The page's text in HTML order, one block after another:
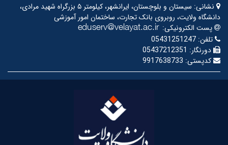
نشانی:
سیستان و بلوچستان، ایرانشهر، کیلومتر ۵ بزرگراه شهید مرادی،
دانشگاه ولایت، روبروی بانک تجارت، ساختمان امور آموزشی
پست الکترونیکی:
تلفن: 05431251247
دورنگار: 05437212351
کدپستی: 9917638733